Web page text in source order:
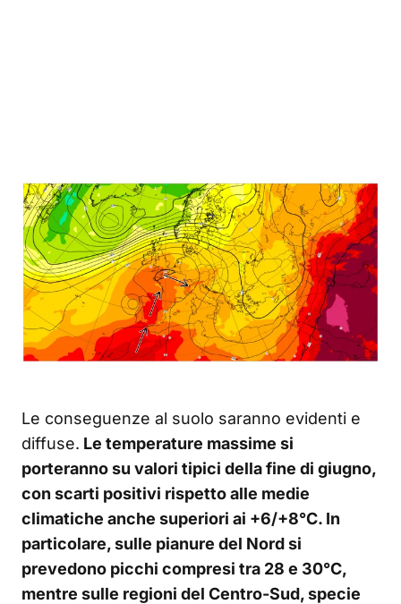
Le conseguenze al suolo saranno evidenti e
diffuse. Le temperature massime si
porteranno su valori tipici della fine di giugno,
con scarti positivi rispetto alle medie
climatiche anche superiori ai +6/+8°C. In
particolare, sulle pianure del Nord si
prevedono picchi compresi tra 28 e 30°C,
mentre sulle regioni del Centro-Sud, specie